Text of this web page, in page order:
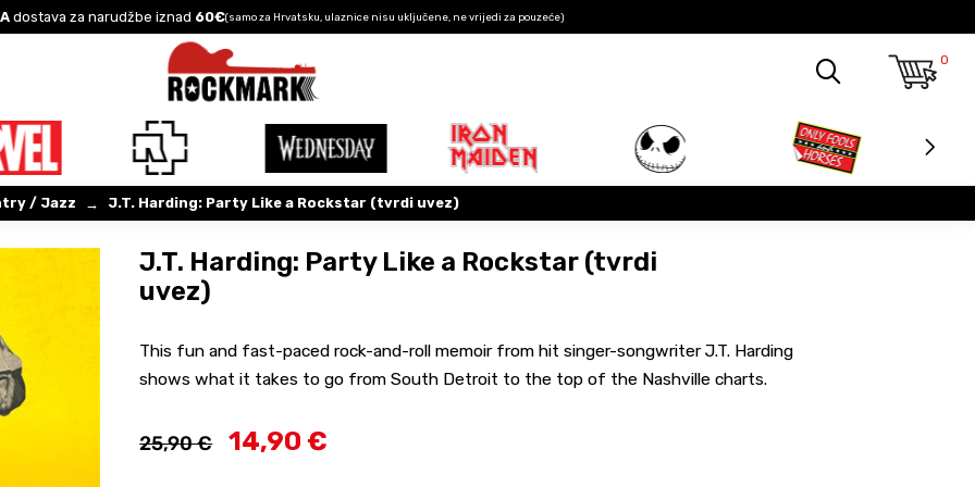
dostava za narudžbe iznad 60€(samo za Hrvatsku, ulaznice nisu uključene, ne vrijedi za pouzeće)
0
/ Jazz → J.T. Harding: Party Like a Rockstar (tvrdi uvez)
J.T. Harding: Party Like a Rockstar (tvrdi
uvez)
This fun and fast-paced rock-and-roll memoir from hit singer-songwriter J.T. Harding
shows what it takes to go from South Detroit to the top of the Nashville charts.
25,90 € 14,90 €